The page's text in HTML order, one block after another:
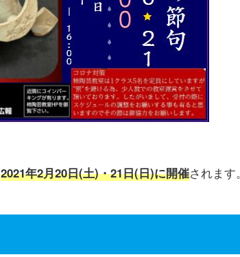
2021年2月20日(土)・21日(日)に開催されます。